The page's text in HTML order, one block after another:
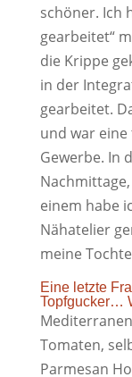
schöner. Ich
gearbeitet“
die Krippe
in der
gearbeitet.
und war eine
Gewerbe. In
einem habe
Nähatelier
meine
Eine letzte
Topfgucker…
Tomaten,
Parmesan